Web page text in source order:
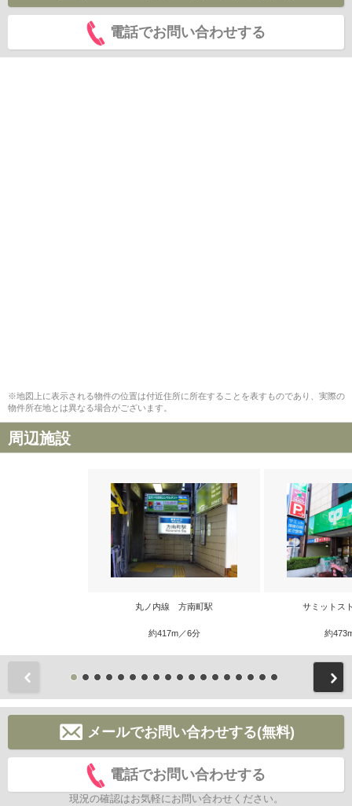
電話でお問い合わせする
※地図上に表示される物件の位置は付近住所に所在することを表すものであり、実際の
物件所在地とは異なる場合がございます。
周辺施設
丸ノ内線 方南町駅
約417m／6分
サミットス
約
メールでお問い合わせする(無料)
電話でお問い合わせする
現況の確認はお気軽にお問い合わせください。